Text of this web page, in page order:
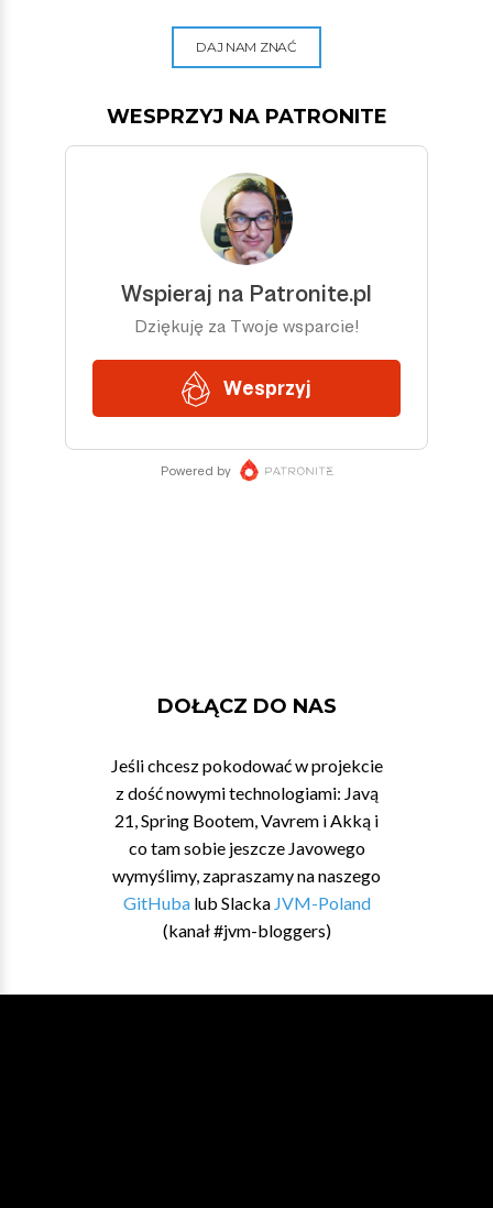
DAJ NAM ZNAĆ
WESPRZYJ NA PATRONITE
DOŁĄCZ DO NAS
Jeśli chcesz pokodować w projekcie
z dość nowymi technologiami: Javą
21, Spring Bootem, Vavrem i Akką i
co tam sobie jeszcze Javowego
wymyślimy, zapraszamy na naszego
GitHubalub Slacka JVM-Poland
(kanał #jvm-bloggers)